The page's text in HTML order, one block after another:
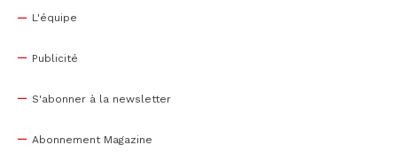
L'équipe
Publicité
S'abonner à la newsletter
Abonnement Magazine